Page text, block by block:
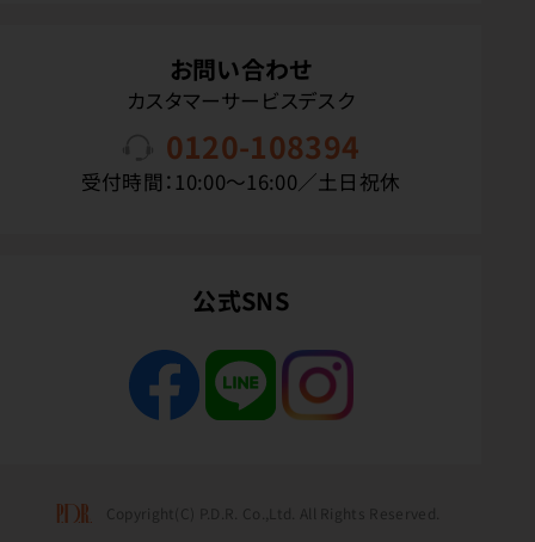
お問い合わせ
カスタマーサービスデスク
0120-108394
受付時間：10:00〜16:00／土日祝休
公式SNS
Copyright(C) P.D.R. Co.,Ltd. All Rights Reserved.